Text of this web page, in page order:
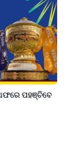
ପହଞ୍ଚିବେ